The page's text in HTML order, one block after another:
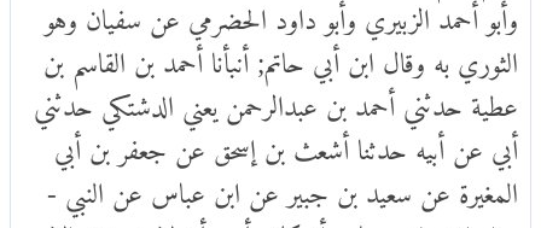
الثوري به وقال ابن أبي حاتم; أنبأنا أحمد بن القاسم بن
عطية حدثني أحمد بن عبدالرحمن يعني الدشتكي حدثني
أبي عن أبيه حدثنا أشعث بن إسحق عن جعفر بن أبي
المغيرة عن سعيد بن جبير عن ابن عباس عن النبي -